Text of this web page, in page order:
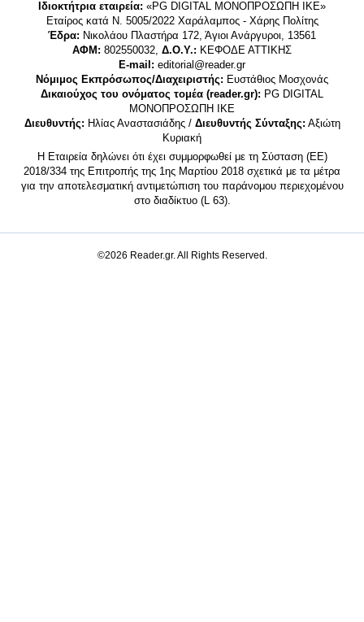
Ιδιοκτήτρια εταιρεία: «PG DIGITAL MONΟΠΡΟΣΩΠΗ ΙΚΕ»
Εταίρος κατά Ν. 5005/2022 Χαράλαμπος - Χάρης Πολίτης
Έδρα: Νικολάου Πλαστήρα 172, Άγιοι Ανάργυροι, 13561
ΑΦΜ: 802550032, Δ.Ο.Υ.: ΚΕΦΟΔΕ ΑΤΤΙΚΗΣ
E-mail: editorial@reader.gr
Νόμιμος Εκπρόσωπος/Διαχειριστής: Ευστάθιος Μοσχονάς
Δικαιούχος του ονόματος τομέα (reader.gr): PG DIGITAL
MONΟΠΡΟΣΩΠΗ ΙΚΕ
Διευθυντής: Ηλίας Αναστασιάδης / Διευθυντής Σύνταξης: Αξιώτη
Κυριακή
Η Εταιρεία δηλώνει ότι έχει συμμορφωθεί με τη Σύσταση (ΕΕ)
2018/334 της Επιτροπής της 1ης Μαρτίου 2018 σχετικά με τα μέτρα
για την αποτελεσματική αντιμετώπιση του παράνομου περιεχομένου
στο διαδίκτυο (L 63).
©2026 Reader.gr. All Rights Reserved.